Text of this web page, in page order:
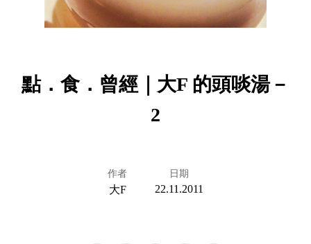
點．食．曾經｜大F 的頭啖湯－
2
作者
大F
日期
22.11.2011